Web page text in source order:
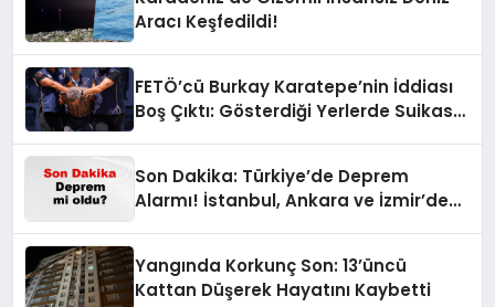
Aracı Keşfedildi!
FETÖ’cü Burkay Karatepe’nin İddiası
Boş Çıktı: Gösterdiği Yerlerde Suikast
Son Dakika: Türkiye’de Deprem
Alarmı! İstanbul, Ankara ve İzmir’de
Yangında Korkunç Son: 13’üncü
Kattan Düşerek Hayatını Kaybetti